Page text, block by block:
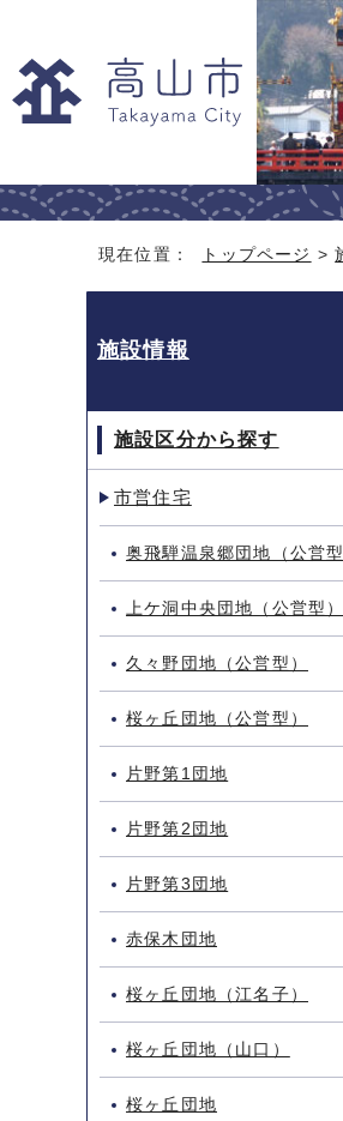
現在位置： トップページ >
施設情報
施設区分から探す
市営住宅
奥飛騨温泉郷団地（公営型
上ケ洞中央団地（公営型）
久々野団地（公営型）
桜ヶ丘団地（公営型）
片野第1団地
片野第2団地
片野第3団地
赤保木団地
桜ヶ丘団地（江名子）
桜ヶ丘団地（山口）
桜ヶ丘団地